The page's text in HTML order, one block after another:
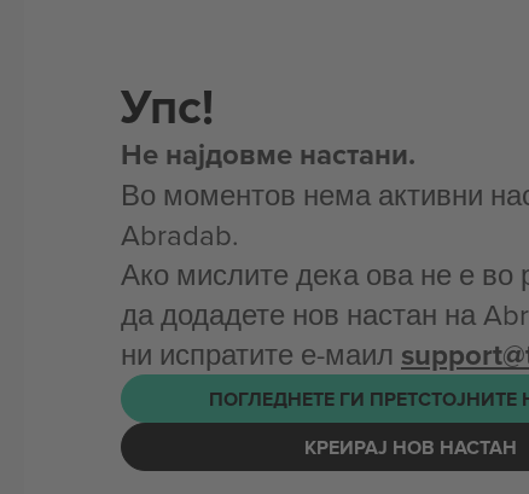
Упс!
Не најдовме настани.
Во моментов нема активни
Abradab.
Ако мислите дека ова не е во
да додадете нов настан на
ни испратите е-маил
ПОГЛЕДНЕТЕ ГИ ПРЕТСТОЈНИТЕ
КРЕИРАЈ НОВ НАСТАН